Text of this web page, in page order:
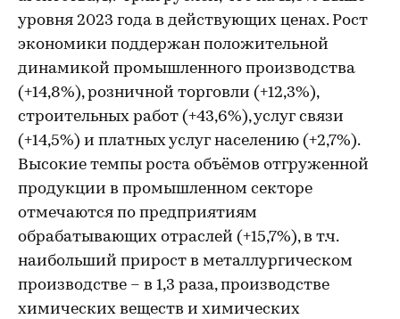
уровня 2023 года в действующих ценах. Рост
экономики поддержан положительной
динамикой промышленного производства
(+14,8%), розничной торговли (+12,3%),
строительных работ (+43,6%), услуг связи
(+14,5%) и платных услуг населению (+2,7%).
Высокие темпы роста объёмов отгруженной
продукции в промышленном секторе
отмечаются по предприятиям
обрабатывающих отраслей (+15,7%), в т.ч.
наибольший прирост в металлургическом
производстве – в 1,3 раза, производстве
химических веществ и химических